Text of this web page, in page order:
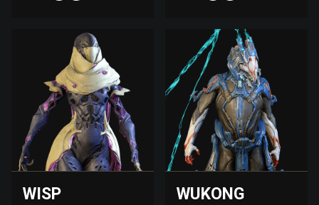
WISP WUKONG